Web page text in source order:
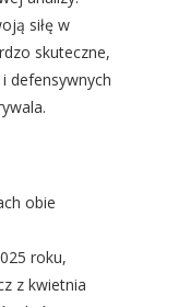
siłę w
skuteczne,
defensywnych
obie
roku,
z kwietnia